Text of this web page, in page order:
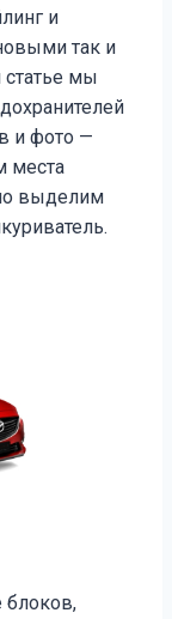
и
так и
мы
и фото —
места
выделим
блоков,